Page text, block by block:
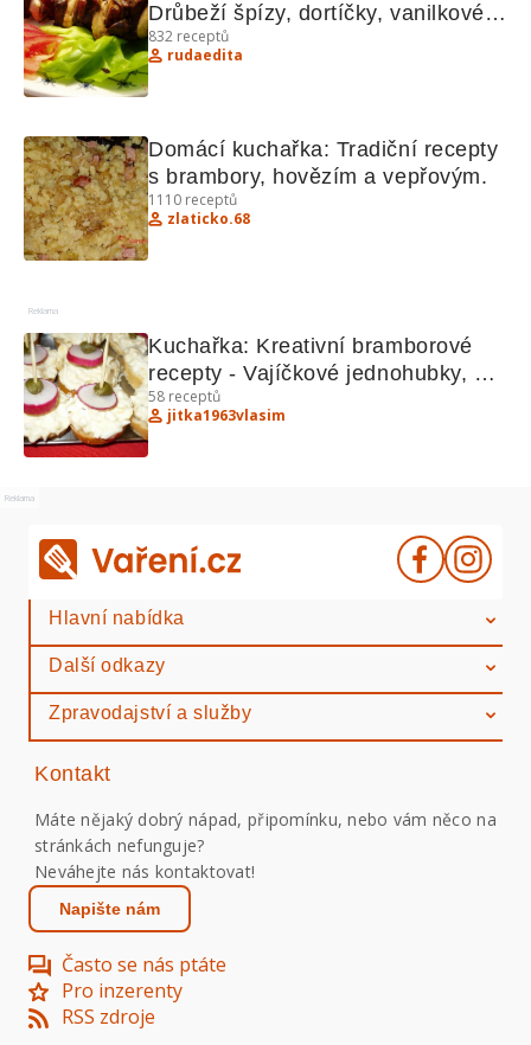
Drůbeží špízy, dortíčky, vanilkové
rohlíčky a máslový krém
832 receptů
rudaedita
Domácí kuchařka: Tradiční recepty
s brambory, hovězím a vepřovým.
1110 receptů
zlaticko.68
Reklama
Kuchařka: Kreativní bramborové
recepty - Vajíčkové jednohubky,
pikantní kolečka a chléb ze
šlehaného podmáslí
58 receptů
jitka1963vlasim
Reklama
Hlavní nabídka
Další odkazy
Zpravodajství a služby
Kontakt
Máte nějaký dobrý nápad, připomínku, nebo vám něco na
stránkách nefunguje?
Neváhejte nás kontaktovat!
Napište nám
Často se nás ptáte
Pro inzerenty
RSS zdroje